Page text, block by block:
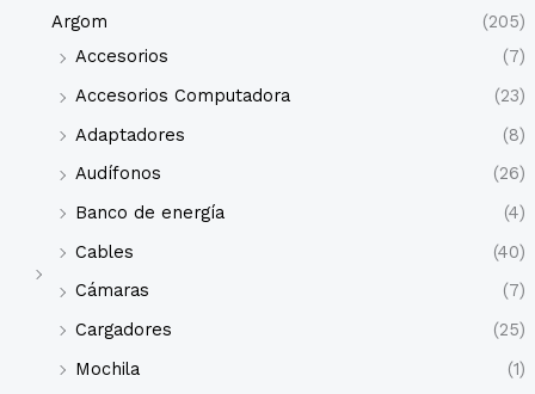
Argom
(205)
Accesorios
(7)
Accesorios Computadora
(23)
Adaptadores
(8)
Audífonos
(26)
Banco de energía
(4)
Cables
(40)
Cámaras
(7)
Cargadores
(25)
Mochila
(1)